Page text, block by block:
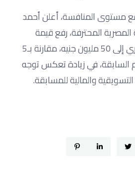
المنافسة، أعلن أحمد
المصرية المحترفة، رفع قيمة
الجائزة المالية لبطل الدوري إلى 50 مليون جنيه، مقارنة بـ5
السابقة، في زيادة تعكس توجه
والمالية للمسابقة.